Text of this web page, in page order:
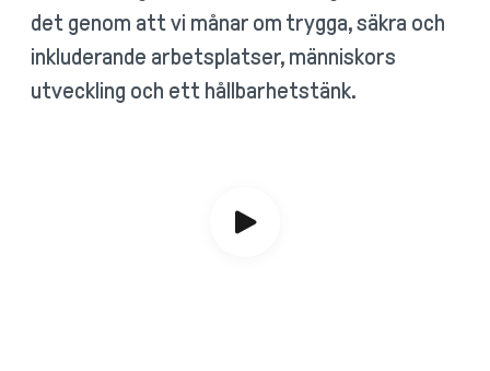
det genom att vi månar om trygga, säkra och
inkluderande arbetsplatser, människors
utveckling och ett hållbarhetstänk.